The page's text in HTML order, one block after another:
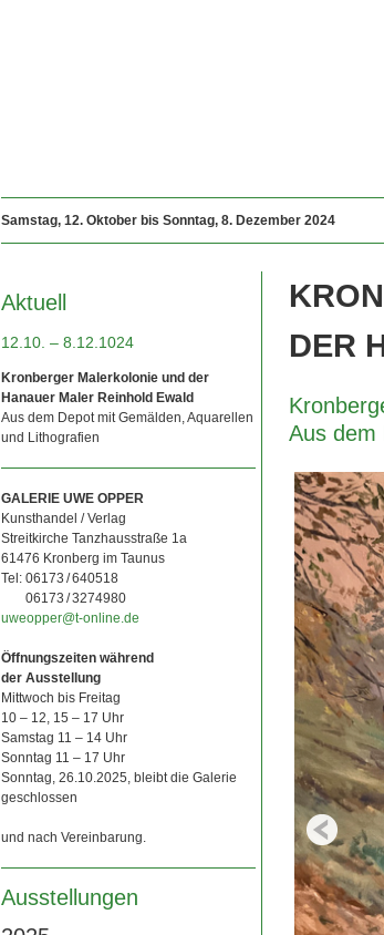
Samstag, 12. Oktober bis Sonntag, 8. Dezember 2024
Aktuell
12.10. – 8.12.1024
Kronberger Malerkolonie und der
Hanauer Maler Reinhold Ewald
Aus dem Depot mit Gemälden, Aquarellen
und Lithografien
GALERIE UWE OPPER
Kunsthandel / Verlag
Streitkirche Tanzhausstraße 1a
61476 Kronberg im Taunus
Tel: 06173 / 640518
06173 / 3274980
uweopper@t-online.de
Öffnungszeiten während
der Ausstellung
Mittwoch bis Freitag
10 – 12, 15 – 17 Uhr
Samstag 11 – 14 Uhr
Sonntag 11 – 17 Uhr
Sonntag, 26.10.2025, bleibt die Galerie
geschlossen
und nach Vereinbarung.
Ausstellungen
DER
Aus dem